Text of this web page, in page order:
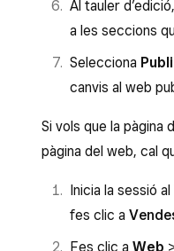
Al tauler
a les seccions
Selecciona
canvis al web
Si vols que la pàgina
pàgina del web, cal
Inicia la sessió
fes clic a
Fes clic a Web